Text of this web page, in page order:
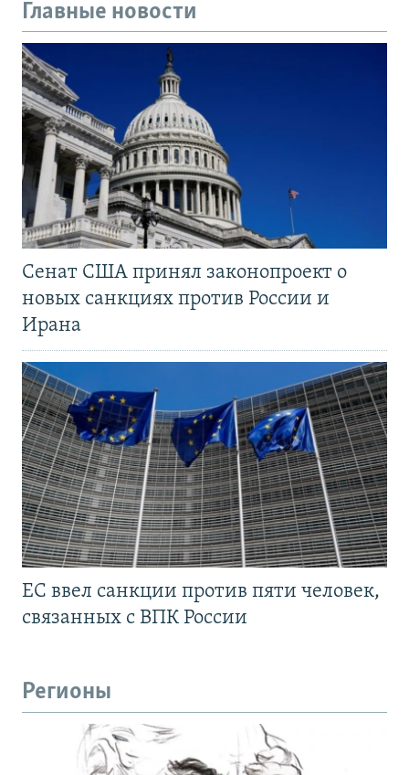
Главные новости
Сенат США принял законопроект о
новых санкциях против России и
Ирана
ЕС ввел санкции против пяти человек,
связанных с ВПК России
Регионы